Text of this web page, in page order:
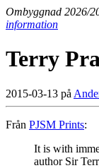
Ombyggnad 2026/
information
Terry
2015-03-13 på
Från PJSM Prints:
It is with
author Sir